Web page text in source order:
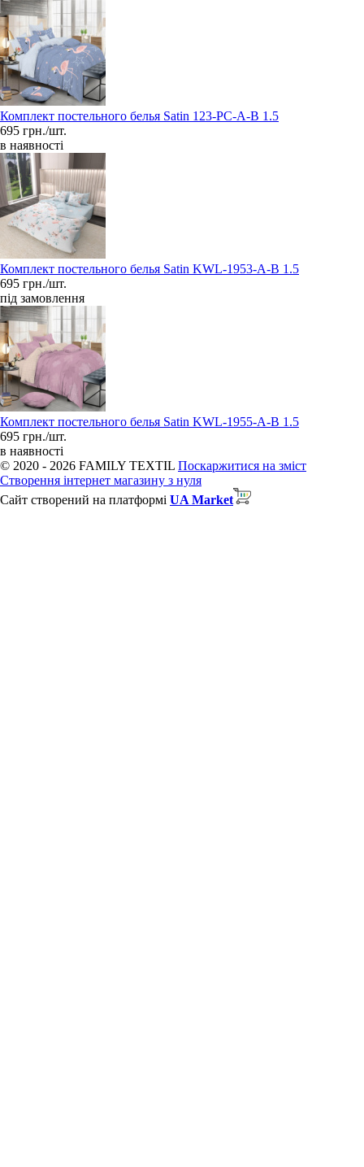
Комплект постельного белья Satin 123-PC-A-B 1.5
695 грн./шт.
в наявності
Комплект постельного белья Satin KWL-1953-A-B 1.5
695 грн./шт.
під замовлення
Комплект постельного белья Satin KWL-1955-A-B 1.5
695 грн./шт.
в наявності
© 2020 - 2026 FAMILY TEXTIL Поскаржитися на зміст
Створення інтернет магазину з нуля
Сайт створений на платформі UA Market